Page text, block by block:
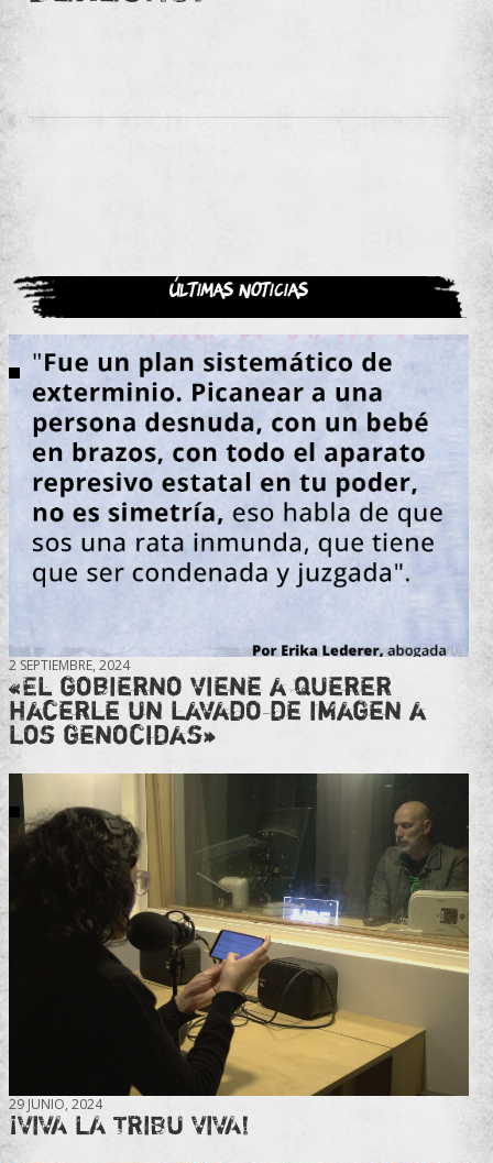
Últimas noticias
2 SEPTIEMBRE, 2024
«El gobierno viene a querer
hacerle un lavado de imagen a
los genocidas»
29 JUNIO, 2024
¡VIVA LA TRIBU VIVA!